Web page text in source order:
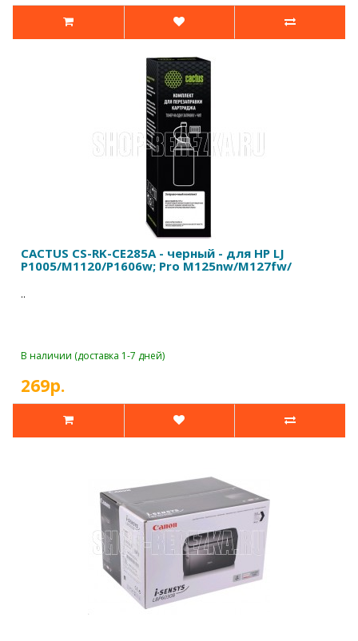
CACTUS CS-RK-CE285A - черный - для HP LJ
P1005/M1120/P1606w; Pro M125nw/M127fw/
..
В наличии (доставка 1-7 дней)
269р.